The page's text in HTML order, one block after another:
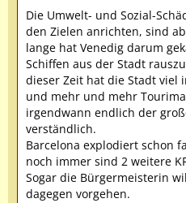
Die Umwelt- und Sozial-
den Zielen anrichten, sind
lange hat Venedig darum
Schiffen aus der Stadt
dieser Zeit hat die Stadt viel
und mehr und mehr
irgendwann endlich der
verständlich.
Barcelona explodiert schon
noch immer sind 2 weitere
Sogar die Bürgermeisterin
dagegen vorgehen.